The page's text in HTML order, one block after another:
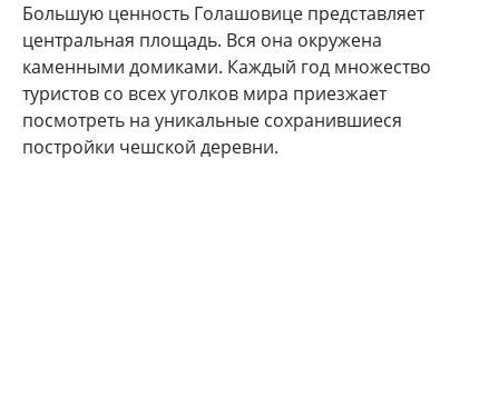
Большую ценность Голашовице представляет
центральная площадь. Вся она окружена
каменными домиками. Каждый год множество
туристов со всех уголков мира приезжает
посмотреть на уникальные сохранившиеся
постройки чешской деревни.